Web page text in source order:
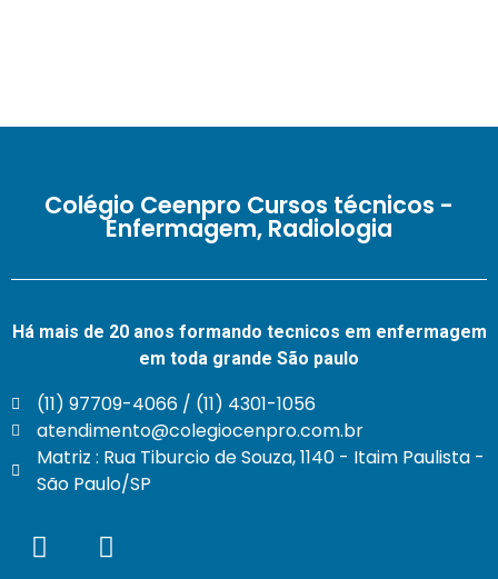
Colégio Ceenpro Cursos técnicos -
Enfermagem, Radiologia
Há mais de 20 anos formando tecnicos em enfermagem
em toda grande São paulo
(11) 97709-4066 / (11) 4301-1056
atendimento@colegiocenpro.com.br
Matriz : Rua Tiburcio de Souza, 1140 - Itaim Paulista -
São Paulo/SP